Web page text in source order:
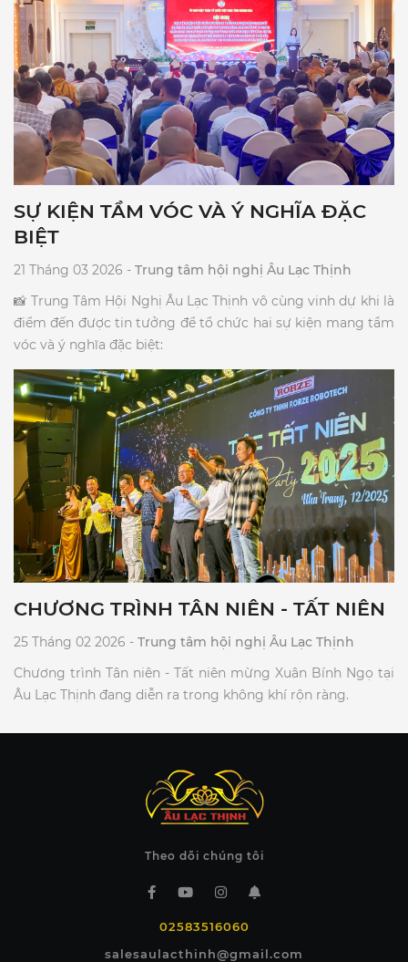
SỰ KIỆN TẦM VÓC VÀ Ý NGHĨA ĐẶC
BIỆT
21 Tháng 03 2026 - Trung tâm hội nghị Âu Lạc Thịnh
​📸 Trung Tâm Hội Nghị Âu Lạc Thịnh vô cùng vinh dự khi là
điểm đến được tin tưởng để tổ chức hai sự kiện mang tầm
vóc và ý nghĩa đặc biệt:​
CHƯƠNG TRÌNH TÂN NIÊN - TẤT NIÊN
25 Tháng 02 2026 - Trung tâm hội nghị Âu Lạc Thịnh
Chương trình Tân niên - Tất niên mừng Xuân Bính Ngọ tại
Âu Lạc Thịnh đang diễn ra trong không khí rộn ràng.
Theo dõi chúng tôi
02583516060
salesaulacthinh@gmail.com